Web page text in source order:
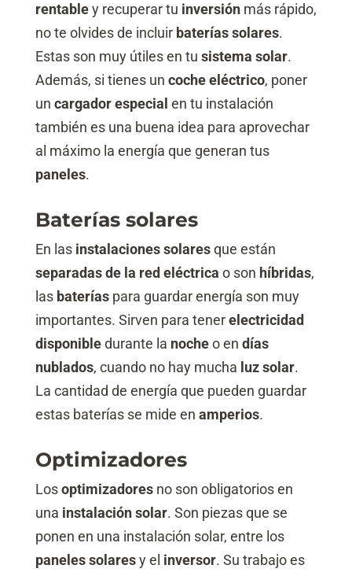
rentabley recuperar tu inversiónmás rápido,
no te olvides de incluir baterías solares.
Estas son muy útiles en tu sistema solar.
Además, si tienes un coche eléctrico, poner
un cargador especial en tu instalación
también es una buena idea para aprovechar
al máximo la energía que generan tus
paneles.
Baterías solares
En las instalaciones solaresque están
separadas de la red eléctrica o son híbridas,
las bateríaspara guardar energía son muy
importantes. Sirven para tenerelectricidad
disponibledurante la nocheo en días
nublados, cuando no hay mucha luz solar.
La cantidad de energía que pueden guardar
estas baterías se mide en amperios.
Optimizadores
Losoptimizadoresno son obligatorios en
una instalación solar. Son piezas que se
ponen en una instalación solar, entre los
paneles solaresy el inversor. Su trabajo es